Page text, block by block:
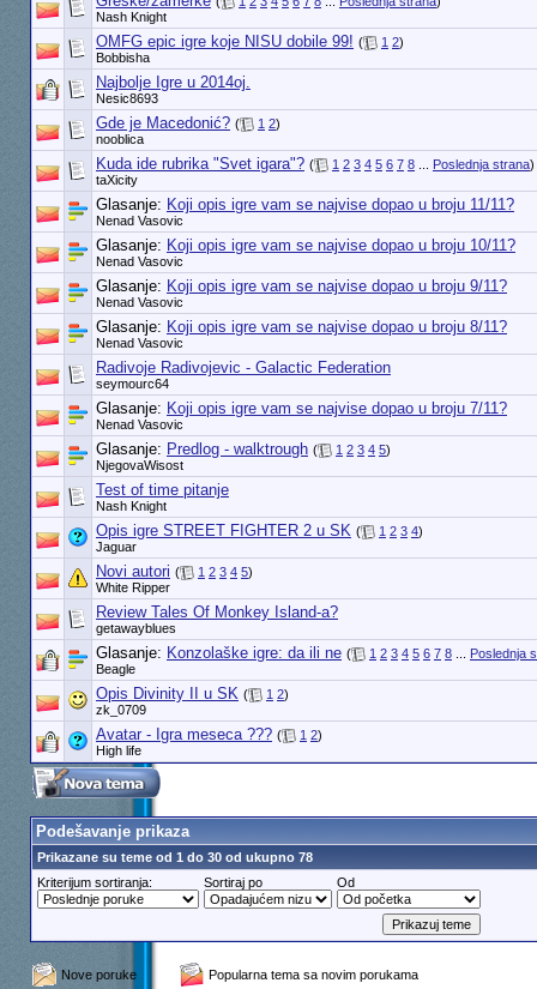
Nash Knight
OMFG epic igre koje NISU dobile 99! ( 1 2)
Bobbisha
Najbolje Igre u 2014oj.
Nesic8693
Gde je Macedonić? ( 1 2)
nooblica
Kuda ide rubrika "Svet igara"? ( 1 2 3 4 5 6 7 8... Poslednja strana)
taXicity
Glasanje: Koji opis igre vam se najvise dopao u broju 11/11?
Nenad Vasovic
Glasanje: Koji opis igre vam se najvise dopao u broju 10/11?
Nenad Vasovic
Glasanje: Koji opis igre vam se najvise dopao u broju 9/11?
Nenad Vasovic
Glasanje: Koji opis igre vam se najvise dopao u broju 8/11?
Nenad Vasovic
Radivoje Radivojevic - Galactic Federation
seymourc64
Glasanje: Koji opis igre vam se najvise dopao u broju 7/11?
Nenad Vasovic
Glasanje: Predlog - walktrough ( 1 2 3 4 5)
NjegovaWisost
Test of time pitanje
Nash Knight
Opis igre STREET FIGHTER 2 u SK ( 1 2 3 4)
Jaguar
Novi autori ( 1 2 3 4 5)
White Ripper
Review Tales Of Monkey Island-a?
getawayblues
Glasanje: Konzolaške igre: da ili ne ( 1 2 3 4 5 6 7 8... Poslednja
Beagle
Opis Divinity II u SK ( 1 2)
zk_0709
Avatar - Igra meseca ??? ( 1 2)
High life
Podešavanje prikaza
Prikazane su teme od 1 do 30 od ukupno 78
Kriterijum sortiranja:
Sortiraj po Od
Nove poruke
Popularna tema sa novim porukama